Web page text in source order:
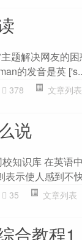
题解决网友的
的发音是英
378 文章列表
说
知识库 在英语
表示使人感到不
35 文章列表
合教程1